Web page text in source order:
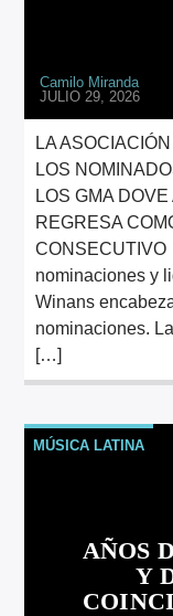
Camilo Miranda
JULIO 29, 2026
LA
LOS
LOS GMA
REGRESA
nominaciones y
Winans
nominaciones.
[…]
MÚSICA LATINA
AÑOS
Y